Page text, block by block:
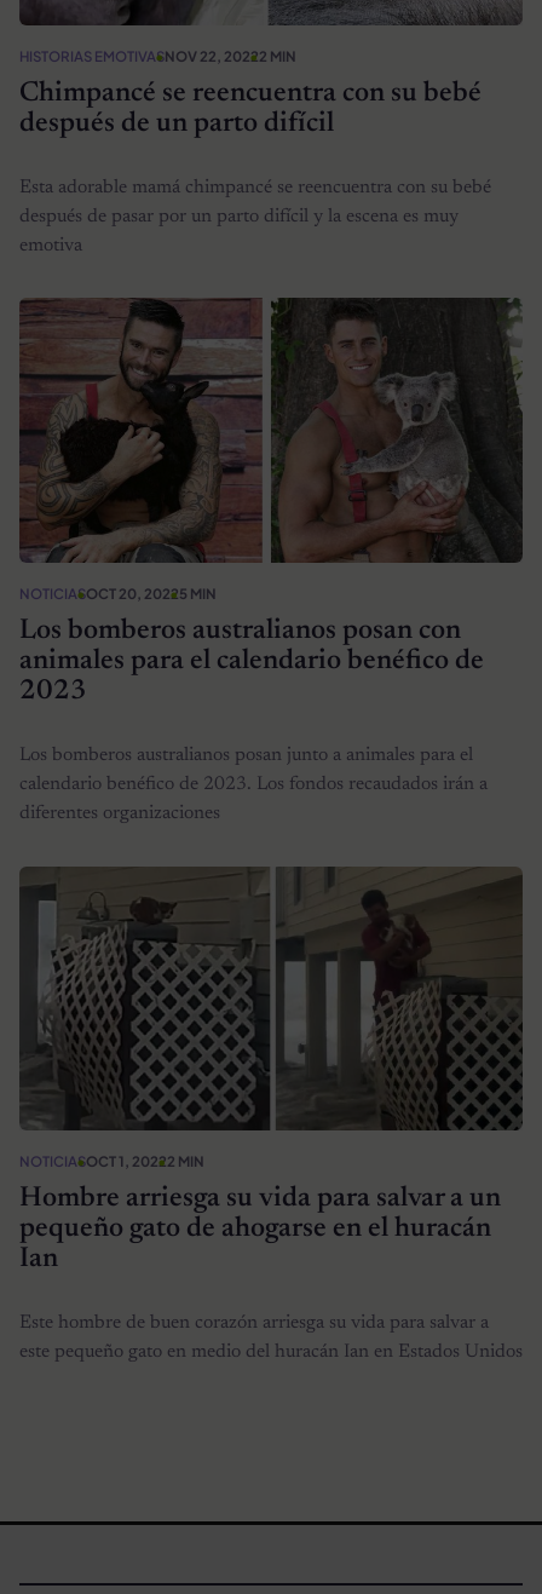
HISTORIAS EMOTIVASNOV 22, 20222 MIN
Chimpancé se reencuentra con su bebé
después de un parto difícil
Esta adorable mamá chimpancé se reencuentra con su bebé
después de pasar por un parto difícil y la escena es muy
emotiva
NOTICIASOCT 20, 20225 MIN
Los bomberos australianos posan con
animales para el calendario benéfico de
2023
Los bomberos australianos posan junto a animales para el
calendario benéfico de 2023. Los fondos recaudados irán a
diferentes organizaciones
NOTICIASOCT 1, 20222 MIN
Hombre arriesga su vida para salvar a un
pequeño gato de ahogarse en el huracán
Ian
Este hombre de buen corazón arriesga su vida para salvar a
este pequeño gato en medio del huracán Ian en Estados Unidos